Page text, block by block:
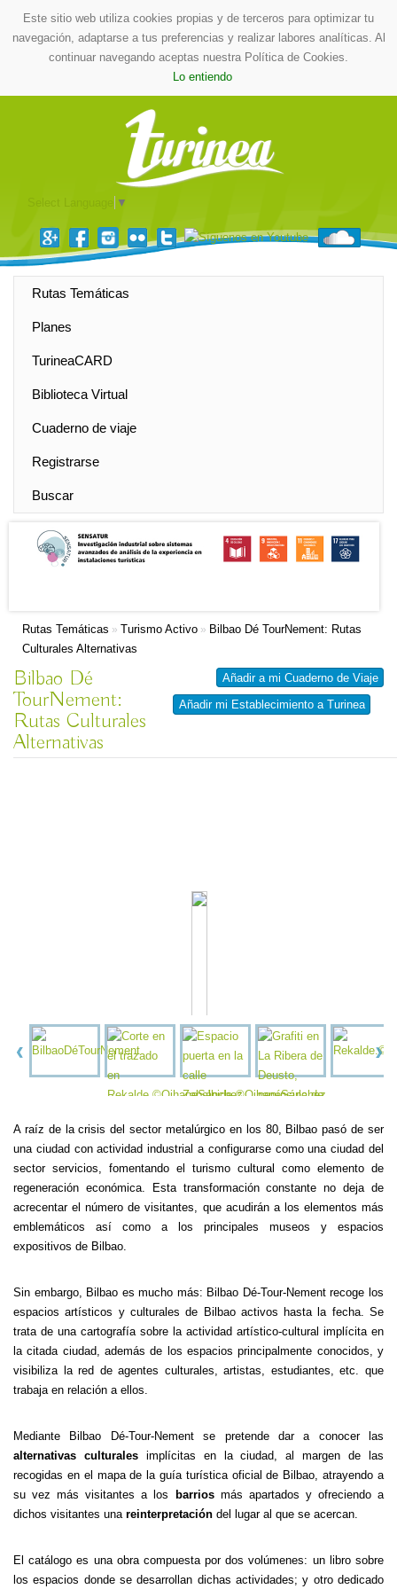
Este sitio web utiliza cookies propias y de terceros para optimizar tu
navegación, adaptarse a tus preferencias y realizar labores analíticas. Al
continuar navegando aceptas nuestra Política de Cookies.
Lo entiendo
▼
Rutas Temáticas
Planes
TurineaCARD
Biblioteca Virtual
Cuaderno de viaje
Registrarse
Buscar
Rutas Temáticas » Turismo Activo » Bilbao Dé TourNement: Rutas
Culturales Alternativas
Añadir a mi Cuaderno de Viaje
Añadir mi Establecimiento a Turinea
Bilbao Dé
TourNement:
Rutas Culturales
Alternativas
A raíz de la crisis del sector metalúrgico en los 80, Bilbao pasó de ser
una ciudad con actividad industrial a configurarse como una ciudad del
sector servicios, fomentando el turismo cultural como elemento de
regeneración económica. Esta transformación constante no deja de
acrecentar el número de visitantes, que acudirán a los elementos más
emblemáticos así como a los principales museos y espacios
expositivos de Bilbao.
Sin embargo, Bilbao es mucho más: Bilbao Dé-Tour-Nement recoge los
espacios artísticos y culturales de Bilbao activos hasta la fecha. Se
trata de una cartografía sobre la actividad artístico-cultural implícita en
la citada ciudad, además de los espacios principalmente conocidos, y
visibiliza la red de agentes culturales, artistas, estudiantes, etc. que
trabaja en relación a ellos.
Mediante Bilbao Dé-Tour-Nement se pretende dar a conocer las
alternativas culturalesimplícitas en la ciudad, al margen de las
recogidas en el mapa de la guía turística oficial de Bilbao, atrayendo a
su vez más visitantes a los barriosmás apartados y ofreciendo a
dichos visitantes una reinterpretación del lugar al que se acercan.
El catálogo es una obra compuesta por dos volúmenes: un libro sobre
los espacios donde se desarrollan dichas actividades; y otro dedicado